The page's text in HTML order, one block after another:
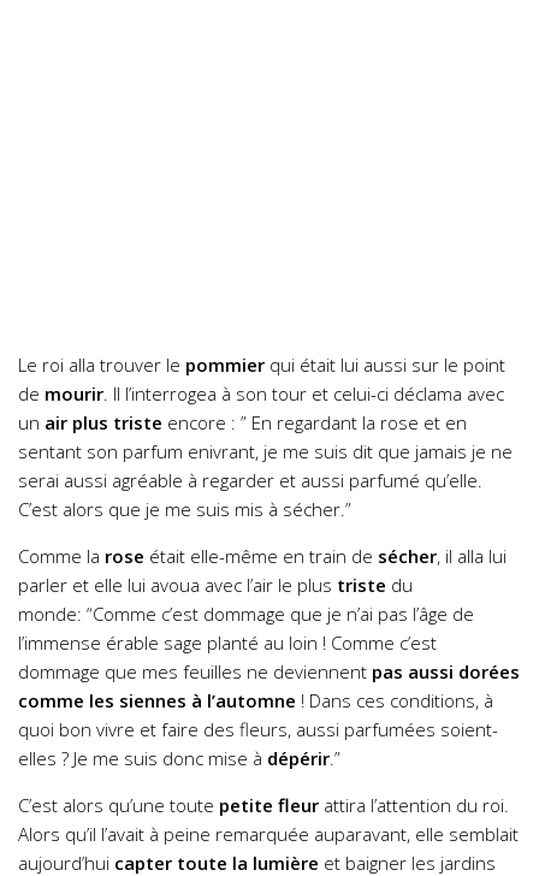
Le roi alla trouver le pommier qui était lui aussi sur le point
de mourir . Il l’interrogea à son tour et celui-ci déclama avec
un air plus triste encore : ” En regardant la rose et en
sentant son parfum enivrant, je me suis dit que jamais je ne
serai aussi agréable à regarder et aussi parfumé qu’elle.
C’est alors que je me suis mis à sécher.”
Comme la rose était elle-même en train de sécher, il alla lui
parler et elle lui avoua avec l’air le plus triste du
monde: “Comme c’est dommage que je n’ai pas l’âge de
l’immense érable sage planté au loin ! Comme c’est
dommage que mes feuilles ne deviennent pas aussi dorées
comme les siennes à l’automne ! Dans ces conditions, à
quoi bon vivre et faire des fleurs, aussi parfumées soient-
elles ? Je me suis donc mise à dépérir .”
C’est alors qu’une toute petite fleur attira l’attention du roi.
Alors qu’il l’avait à peine remarquée auparavant, elle semblait
aujourd’hui capter toute la lumière et baigner les jardins